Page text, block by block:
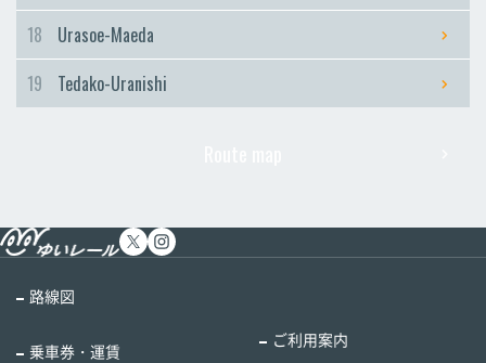
18
Urasoe-Maeda
19
Tedako-Uranishi
路線図
乗車券・運賃
ご利用案内